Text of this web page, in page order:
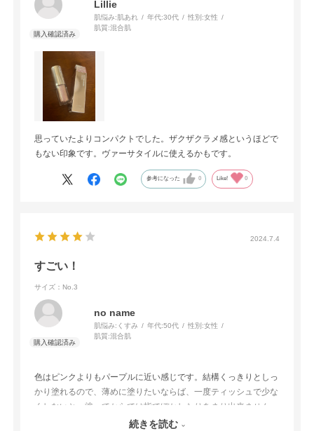
Lillie
肌悩み: 肌あれ 年代:30代 性別:女性
肌質:混合肌
思っていたよりコンパクトでした。ザクザクラメ感というほどで
もない印象です。ヴァーサタイルに使えるかもです。
参考になった 0 Like! 0
2024.7.4
すごい！
サイズ：No.3
no name
肌悩み: くすみ 年代:50代 性別:女性
肌質:混合肌
色はピンクよりもパープルに近い感じです。結構くっきりとしっ
かり塗れるので、薄めに塗りたいならば、一度ティッシュで少な
くしないと、塗ってからでは指でぼかしたりあまり出来ません。
ある意味、メイク持ちが良いと言えます。キラキラしていて可愛
続きを読む